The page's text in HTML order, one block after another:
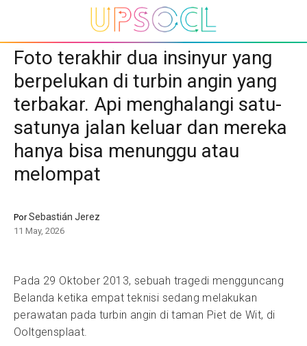
Foto terakhir dua insinyur yang
berpelukan di turbin angin yang
terbakar. Api menghalangi satu-
satunya jalan keluar dan mereka
hanya bisa menunggu atau
melompat
PorSebastián Jerez
11 May, 2026
Pada 29 Oktober 2013, sebuah tragedi mengguncang
Belanda ketika empat teknisi sedang melakukan
perawatan pada turbin angin di taman Piet de Wit, di
Ooltgensplaat.